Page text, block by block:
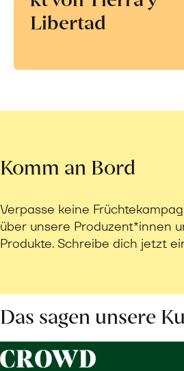
Libertad
Komm an Bord
Verpasse keine
über unsere Produzent*innen
Produkte. Schreibe dich jetzt
Das sagen unsere